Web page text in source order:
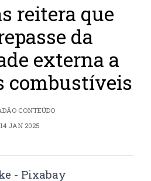
reitera que
da
externa a
combustíveis
CONTEÚDO
14 JAN 2025